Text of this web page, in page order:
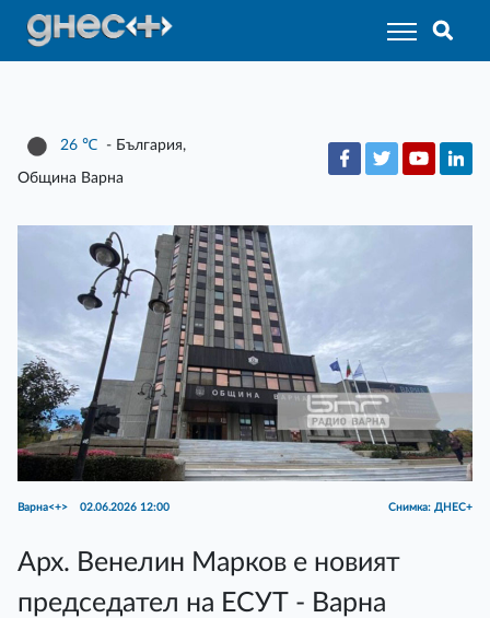
26 ℃ - България,
Община Варна
Варна<+> 02.06.2026 12:00 Снимка: ДНЕС+
Арх. Венелин Марков е новият
председател на ЕСУТ - Варна